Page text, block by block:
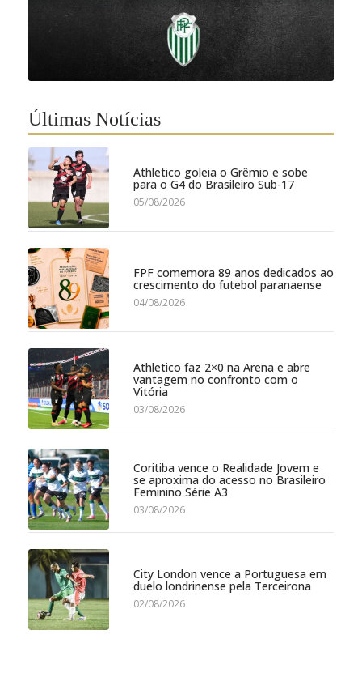
Últimas Notícias
Athletico goleia o Grêmio e sobe
para o G4 do Brasileiro Sub-17
05/08/2026
FPF comemora 89 anos dedicados ao
crescimento do futebol paranaense
04/08/2026
Athletico faz 2×0 na Arena e abre
vantagem no confronto com o
Vitória
03/08/2026
Coritiba vence o Realidade Jovem e
se aproxima do acesso no Brasileiro
Feminino Série A3
03/08/2026
City London vence a Portuguesa em
duelo londrinense pela Terceirona
02/08/2026